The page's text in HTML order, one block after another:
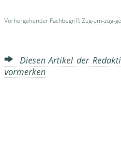
Vorhergehender Fachbegriff: Zug-um-zug-
Diesen Artikel der
vormerken